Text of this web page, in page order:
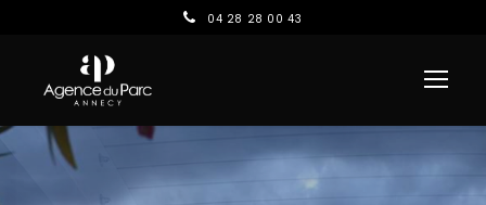
04 28 28 00 43